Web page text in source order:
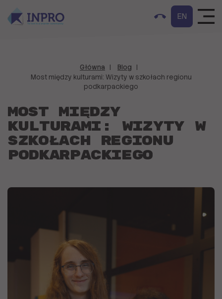
EN
Główna
Blog
Most między kulturami: Wizyty w szkołach regionu
podkarpackiego
Most między
kulturami: Wizyty w
szkołach regionu
podkarpackiego